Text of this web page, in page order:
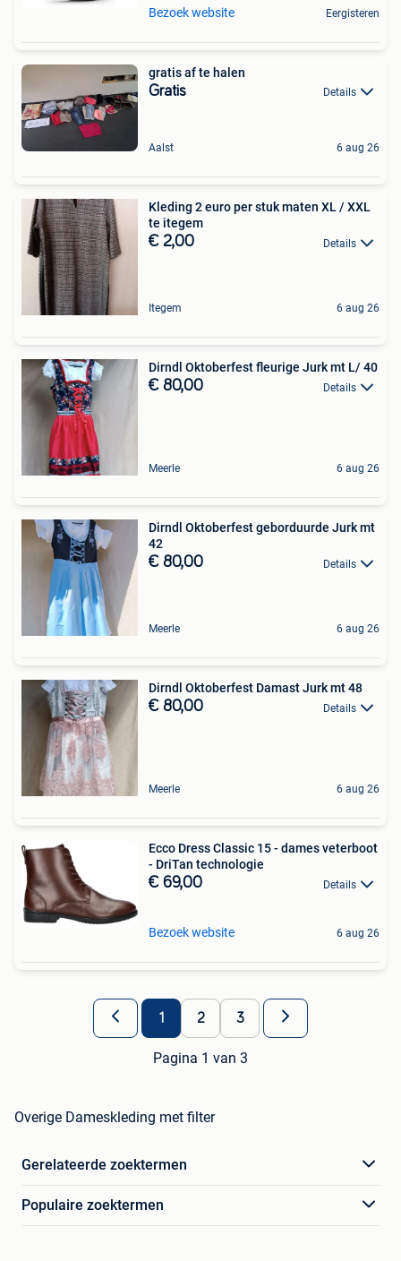
Bezoek website Eergisteren
gratis af te halen
Gratis Details
Aalst 6 aug 26
Kleding 2 euro per stuk maten XL / XXL
te itegem
€ 2,00 Details
Itegem 6 aug 26
Dirndl Oktoberfest fleurige Jurk mt L/ 40
€ 80,00 Details
Meerle 6 aug 26
Dirndl Oktoberfest geborduurde Jurk mt
42
€ 80,00 Details
Meerle 6 aug 26
Dirndl Oktoberfest Damast Jurk mt 48
€ 80,00 Details
Meerle 6 aug 26
Ecco Dress Classic 15 - dames veterboot
- DriTan technologie
€ 69,00 Details
Bezoek website 6 aug 26
1 2 3
Pagina 1 van 3
Overige Dameskleding met filter
Gerelateerde zoektermen
Populaire zoektermen